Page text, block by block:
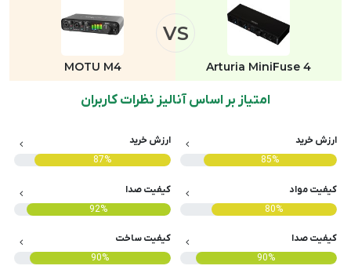
VS
Arturia MiniFuse 4
MOTU M4
امتیاز بر اساس آنالیز نظرات کاربران
ارزش خرید
85%
کیفیت مواد
80%
کیفیت صدا
90%
ارزش خرید
87%
کیفیت صدا
92%
کیفیت ساخت
90%